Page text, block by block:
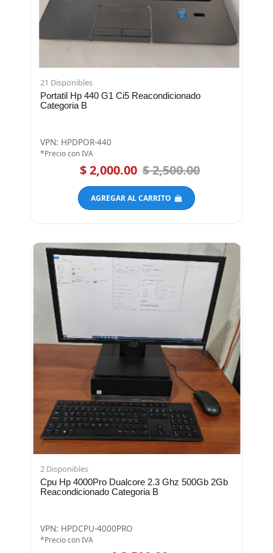
21 Disponibles
Portatil Hp 440 G1 Ci5 Reacondicionado
VPN: HPDPOR-440
*Precio con IVA
$ 2,000.00$ 2,500.00
AGREGAR AL CARRITO
2 Disponibles
Cpu Hp 4000Pro Dualcore 2.3 Ghz 500Gb 2Gb
VPN: HPDCPU-4000PRO